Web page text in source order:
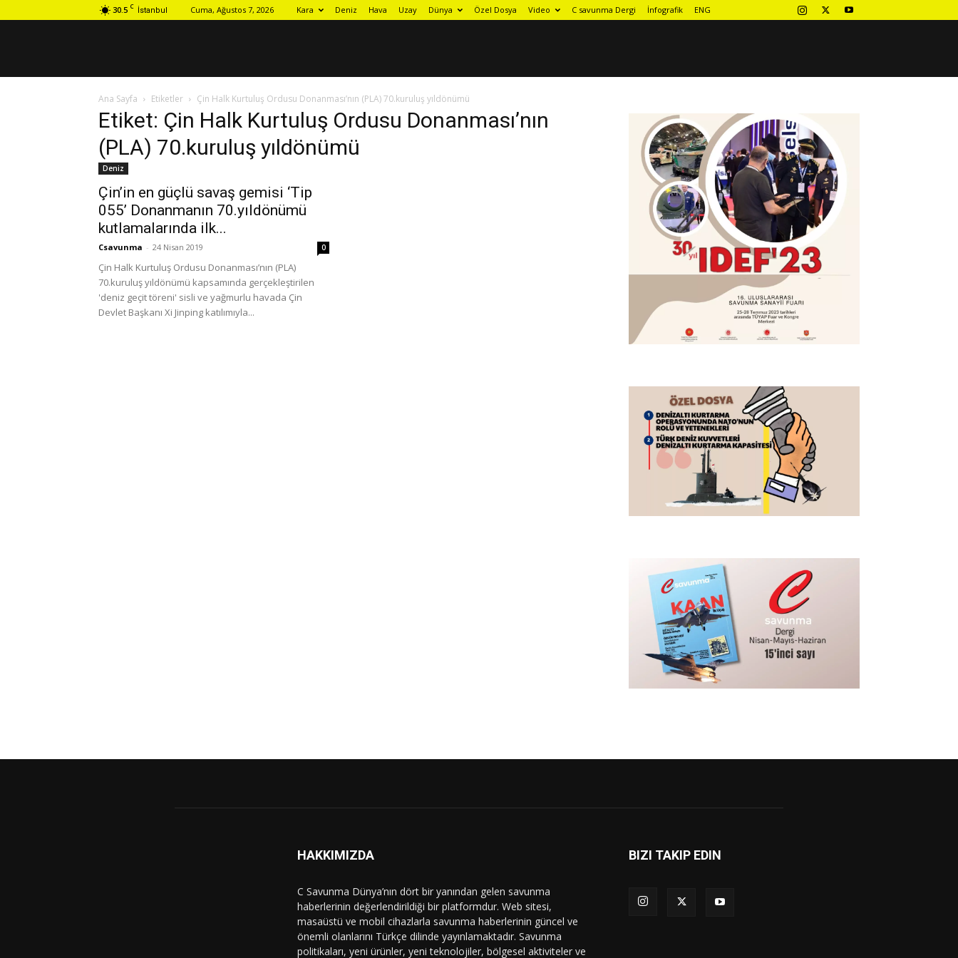
30.5 C İstanbul Cuma, Ağustos 7, 2026 Kara Deniz Hava Uzay Dünya Özel Dosya Video C savunma Dergi İnfografik ENG
Ana Sayfa Etiketler Çin Halk Kurtuluş Ordusu Donanması’nın (PLA) 70.kuruluş yıldönümü
Etiket: Çin Halk Kurtuluş Ordusu Donanması’nın
(PLA) 70.kuruluş yıldönümü
Deniz
Çin’in en güçlü savaş gemisi ‘Tip
055’ Donanmanın 70.yıldönümü
kutlamalarında ilk...
Csavunma - 24 Nisan 2019 0
Çin Halk Kurtuluş Ordusu Donanması’nın (PLA)
70.kuruluş yıldönümü kapsamında gerçekleştirilen
'deniz geçit töreni' sisli ve yağmurlu havada Çin
Devlet Başkanı Xi Jinping katılımıyla...
HAKKIMIZDA
C Savunma Dünya’nın dört bir yanından gelen savunma
haberlerinin değerlendirildiği bir platformdur. Web sitesi,
masaüstü ve mobil cihazlarla savunma haberlerinin güncel ve
önemli olanlarını Türkçe dilinde yayınlamaktadır. Savunma
politikaları, yeni ürünler, yeni teknolojiler, bölgesel aktiviteler ve
BIZI TAKIP EDIN